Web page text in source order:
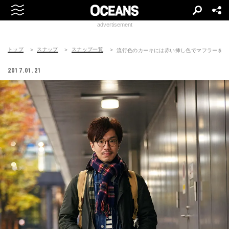
advertisement
トップ スナップ スナップ一覧 流行色のカーキには赤い挿し色でマフラーを
2017.01.21